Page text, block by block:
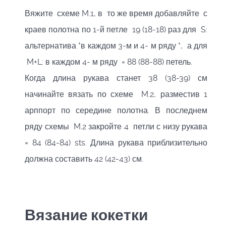
Вяжите схеме M.1, в то же время добавляйте с
краев полотна по 1-й петле 19 (18-18) раз для S:
альтернатива *в каждом 3-м и 4- м ряду *, а для
M+L: в каждом 4- м ряду = 88 (88-88) петель.
Когда длина рукава станет 38 (38-39) см
начинайте вязать по схеме M.2, разместив 1
арппорт по середине полотна. В последнем
ряду схемы M.2 закройте 4 петли с низу рукава
= 84 (84-84) sts. Длина рукава приблизительно
должна составить 42 (42-43) см.
Вязание кокетки